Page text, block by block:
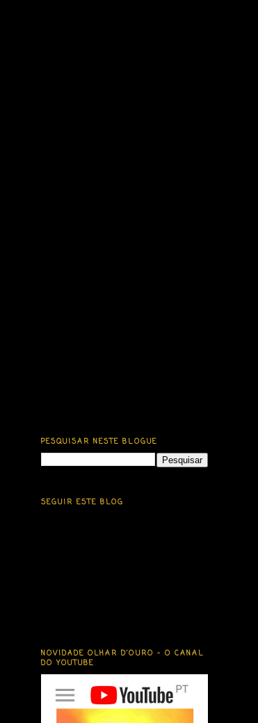
PESQUISAR NESTE BLOGUE
SEGUIR ESTE BLOG
NOVIDADE OLHAR D'OURO - O CANAL
DO YOUTUBE